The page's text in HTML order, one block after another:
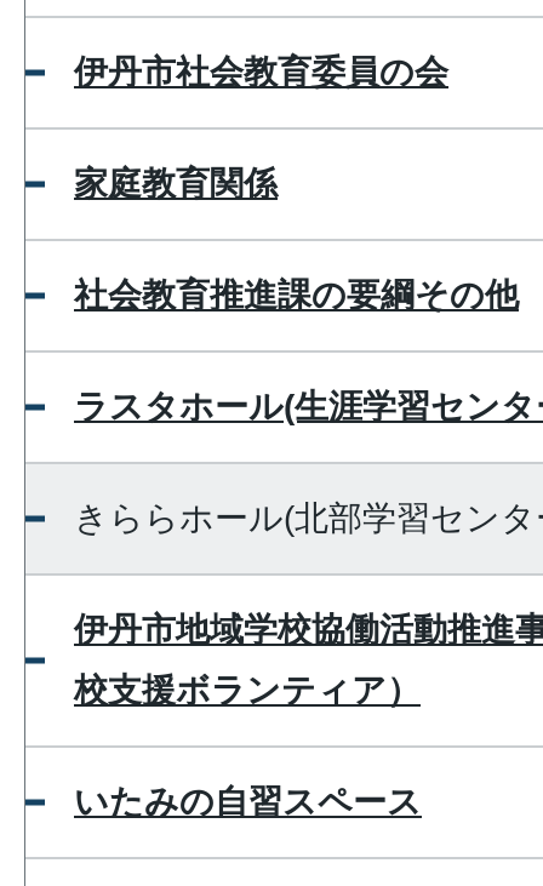
伊丹市社会教育委員の会
家庭教育関係
社会教育推進課の要綱その他
ラスタホール(生涯学習セン
きららホール(北部学習セン
伊丹市地域学校協働活動推進
校支援ボランティア）
いたみの自習スペース